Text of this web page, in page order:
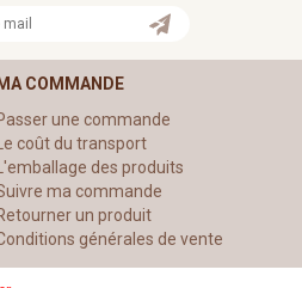
MA COMMANDE
une commande
coût du transport
des produits
ma commande
un produit
générales de vente